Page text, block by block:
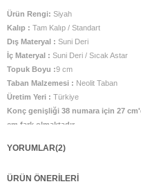
Ürün Rengi: Siyah
Kalıp : Tam Kalıp / Standart
Dış Materyal : Suni Deri
İç Materyal : Suni Deri / Sıcak Astar
Topuk Boyu :9 cm
Taban Malzemesi : Neolit Taban
Üretim Yeri : Türkiye
Konç genişliği 38 numara için 27
cm fark olmaktadır.
önerilmektedir%100 el işçiliği ile
YORUMLAR(2)
ÜRÜN ÖNERILERI